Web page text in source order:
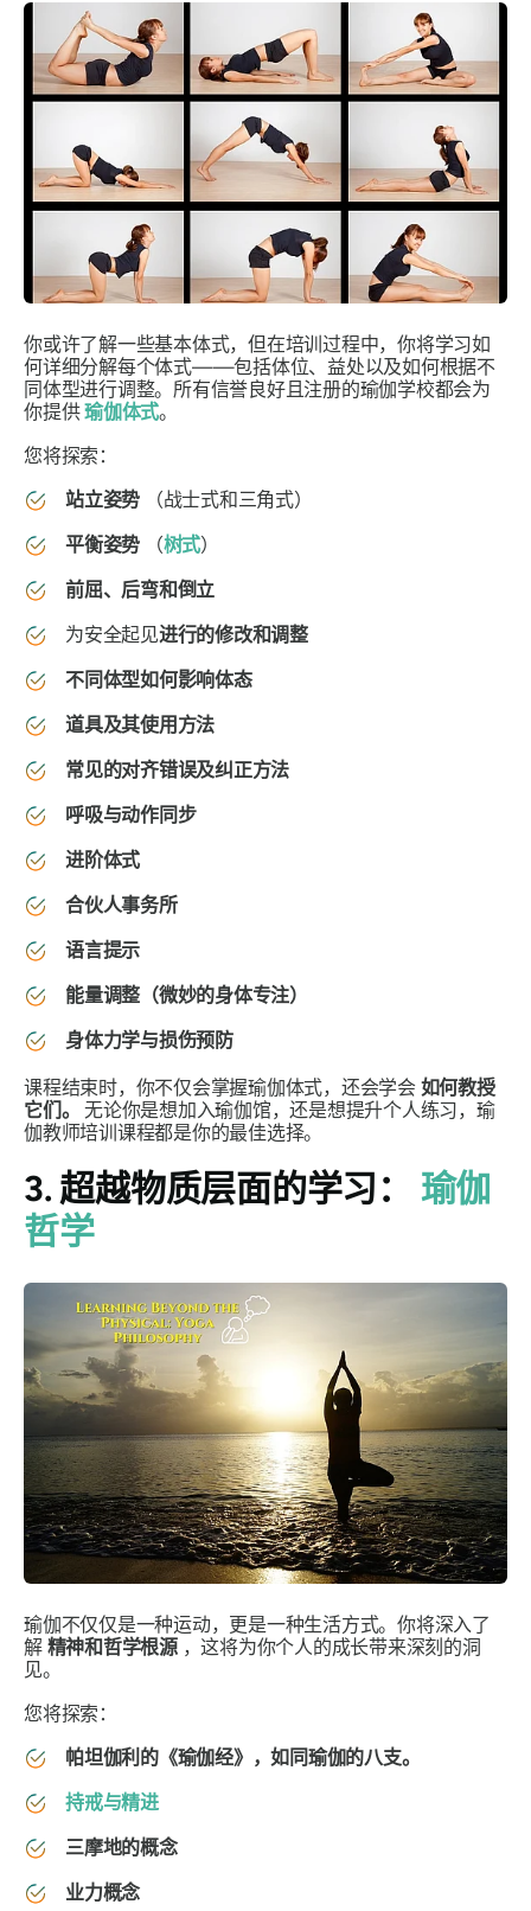
你或许了解一些基本体式，但在培训过程中，你将学习如
何详细分解每个体式——包括体位、益处以及如何根据不
同体型进行调整。所有信誉良好且注册的瑜伽学校都会为
你提供瑜伽体式。
您将探索：
站立姿势 （战士式和三角式）
平衡姿势 （树式）
前屈、后弯和倒立
为安全起见进行的修改和调整
不同体型如何影响体态
道具及其使用方法
常见的对齐错误及纠正方法
呼吸与动作同步
进阶体式
合伙人事务所
语言提示
能量调整（微妙的身体专注）
身体力学与损伤预防
课程结束时，你不仅会掌握瑜伽体式，还会学会 如何教授
它们。无论你是想加入瑜伽馆，还是想提升个人练习，瑜
伽教师培训课程都是你的最佳选择。
3. 超越物质层面的学习： 瑜伽
哲学
瑜伽不仅仅是一种运动，更是一种生活方式。你将深入了
解 精神和哲学根源，这将为你个人的成长带来深刻的洞
见。
您将探索：
帕坦伽利的《瑜伽经》，如同瑜伽的八支。
持戒与精进
三摩地的概念
业力概念